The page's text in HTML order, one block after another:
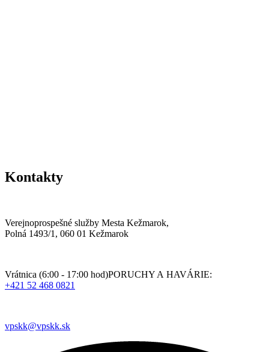
Kontakty
Verejnoprospešné služby Mesta Kežmarok,
Polná 1493/1, 060 01 Kežmarok
Vrátnica (6:00 - 17:00 hod)PORUCHY A HAVÁRIE:
+421 52 468 0821
vpskk@vpskk.sk